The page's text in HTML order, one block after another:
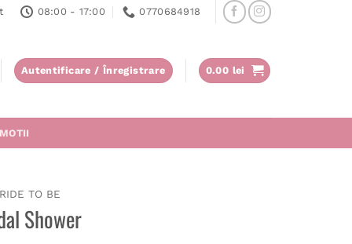
08:00 - 17:00 0770684918
Autentificare / Înregistrare 0.00 lei
TO BE
Shower